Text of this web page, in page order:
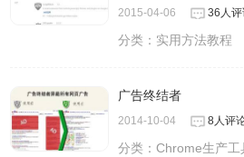
2015-04-06 36人评
分类： 实用方法教程
广告终结者
2014-10-04 8人评
分类：Chrome生产工